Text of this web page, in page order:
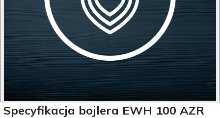
Specyfikacja bojlera EWH 100 AZR